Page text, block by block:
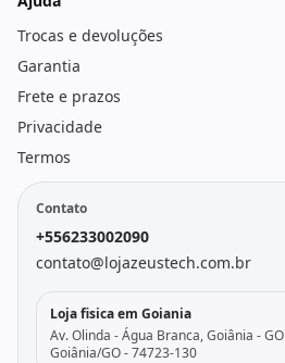
Trocas e devoluções
Garantia
Frete e prazos
Privacidade
Termos
Contato
+556233002090
contato@lojazeustech.com.br
Loja fisica em Goiania
Av. Olinda - Água Branca, Goiânia - GO
Goiânia/GO - 74723-130